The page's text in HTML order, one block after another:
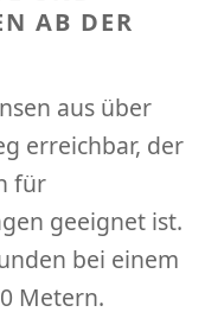
AB DER
aus über
erreichbar, der
für
geeignet ist.
bei einem
Metern.